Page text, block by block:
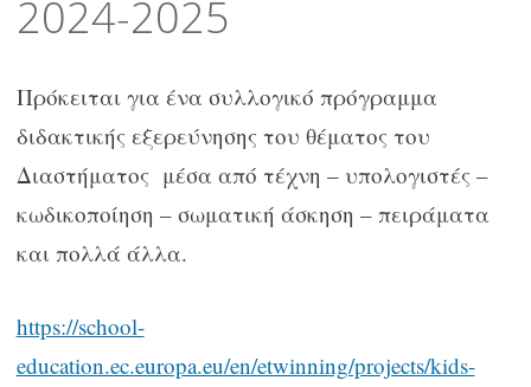
2024-2025
Πρόκειται για ένα συλλογικό πρόγραμμα
διδακτικής εξερεύνησης του θέματος του
Διαστήματος μέσα από τέχνη – υπολογιστές –
κωδικοποίηση – σωματική άσκηση – πειράματα
και πολλά άλλα.
https://school-
education.ec.europa.eu/en/etwinning/projects/kids-